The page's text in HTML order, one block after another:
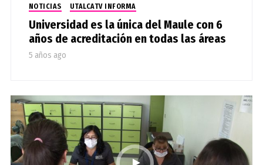
NOTICIAS UTALCATV INFORMA
Universidad es la única del Maule con 6
años de acreditación en todas las áreas
5 años ago